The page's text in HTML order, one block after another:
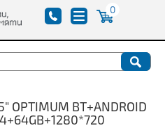
0
OPTIMUM BT+ANDROID